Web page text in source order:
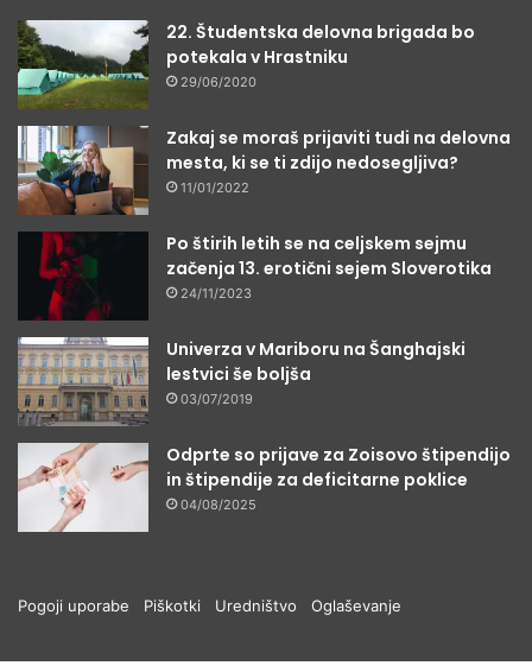
22. Študentska delovna brigada bo
potekala v Hrastniku
29/06/2020
Zakaj se moraš prijaviti tudi na delovna
mesta, ki se ti zdijo nedosegljiva?
11/01/2022
Po štirih letih se na celjskem sejmu
začenja 13. erotični sejem Sloverotika
24/11/2023
Univerza v Mariboru na Šanghajski
lestvici še boljša
03/07/2019
Odprte so prijave za Zoisovo štipendijo
in štipendije za deficitarne poklice
04/08/2025
Pogoji uporabe Piškotki Uredništvo Oglaševanje